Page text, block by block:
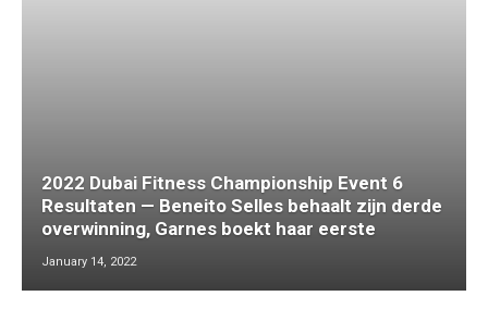
2022 Dubai Fitness Championship Event 6
Resultaten — Beneito Selles behaalt zijn derde
overwinning, Garnes boekt haar eerste
January 14, 2022